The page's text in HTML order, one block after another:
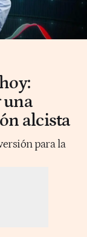
una
alcista
para la